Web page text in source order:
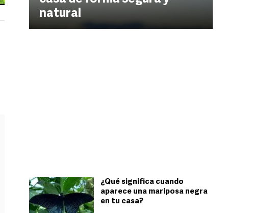
natural
¿Qué significa cuando
aparece una mariposa negra
en tu casa?